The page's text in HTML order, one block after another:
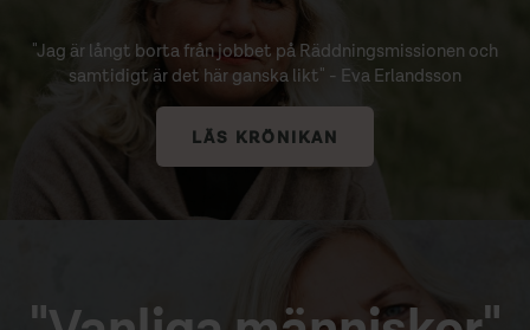
"Jag är långt borta från jobbet på Räddningsmissionen och
samtidigt är det här ganska likt" - Eva Erlandsson
LÄS KRÖNIKAN